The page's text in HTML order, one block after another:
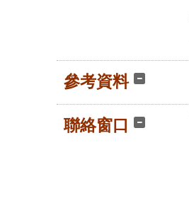
參考資料
聯絡窗口